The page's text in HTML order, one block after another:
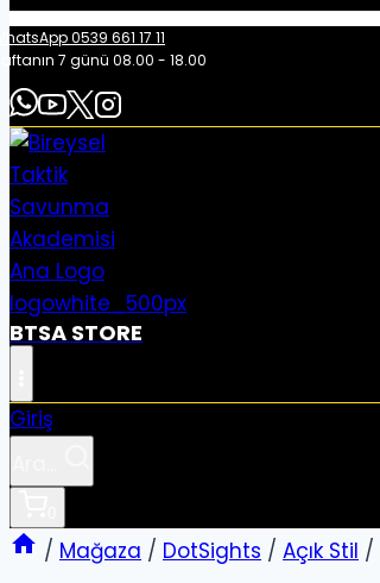
0539 661 17 11
7 günü 08.00 - 18.00
BTSA STORE
Giriş
/ Mağaza / DotSights / Açık Stil /